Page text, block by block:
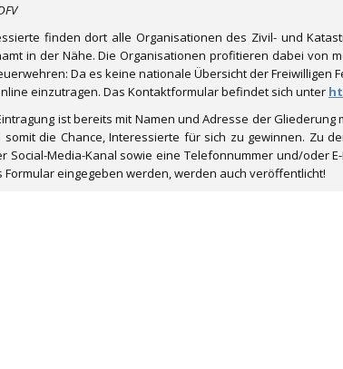
finden dort alle Organisationen des Zivil- und
in der Nähe. Die Organisationen profitieren dabei von
Da es keine nationale Übersicht der Freiwilligen
einzutragen. Das Kontaktformular befindet sich unter
ist bereits mit Namen und Adresse der
somit die Chance, Interessierte für sich zu gewinnen. Zu
Social-Media-Kanal sowie eine Telefonnummer und/oder
Formular eingegeben werden, werden auch veröffentlicht!